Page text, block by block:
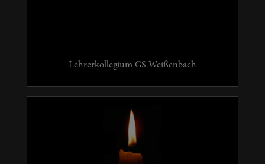
Lehrerkollegium GS Weißenbach